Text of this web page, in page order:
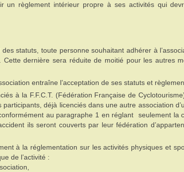
un règlement intérieur propre à ses activités qui
des statuts, toute personne souhaitant adhérer à
Cette dernière sera réduite de moitié pour les autres
entraîne l’acceptation de ses statuts et
à la F.F.C.T. (Fédération Française de
déjà licenciés dans une autre association
au paragraphe 1 en réglant seulement la
ils seront couverts par leur fédération
à la réglementation sur les activités physiques et
de l’activité :